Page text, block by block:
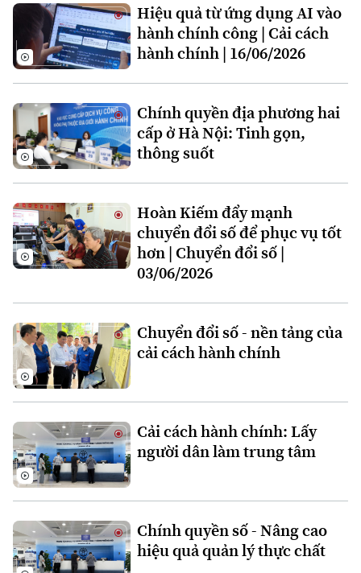
Hà Nội
Chính trị
An ninh trật tự
Công nghệ
Hà Nội
Nhịp sống Hà Nội
Người Hà Nội
Khoảnh khắc Hà Nội
Ẩm thực
Thế giới
Tin tức
Quân sự
Người Việt 4 phương
Kinh tế
Tin tức
Tài chính Ngân hàng
Doanh nghiệp
Nhà đất
Tin tức
Đầu tư
Kinh nghiệm
Tàu và Xe
Ô tô
Xe máy
Thị trường
Đánh giá
Giáo dục
Tuyển sinh
Hướng nghiệp
Văn hóa
Tin tức
Làng nghề
Sức khỏe
Y tế
Dinh dưỡng
Tư vấn sức khỏe
Bóng đá
Quần vợt
Giải trí
Tin tức
Sao
Điện ảnh
Đã phát sóng
Hiệu quả từ ứng dụng AI vào
hành chính công | Cải cách
hành chính | 16/06/2026
Chính quyền địa phương hai
cấp ở Hà Nội: Tinh gọn,
thông suốt
Hoàn Kiếm đẩy mạnh
chuyển đổi số để phục vụ tốt
hơn | Chuyển đổi số |
03/06/2026
Chuyển đổi số - nền tảng của
cải cách hành chính
Cải cách hành chính: Lấy
người dân làm trung tâm
Chính quyền số - Nâng cao
hiệu quả quản lý thực chất